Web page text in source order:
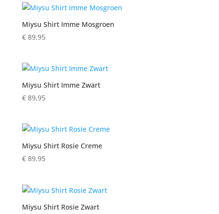
Miysu Shirt Imme Mosgroen
€89,95
Miysu Shirt Imme Zwart
€89,95
Miysu Shirt Rosie Creme
€89,95
Miysu Shirt Rosie Zwart